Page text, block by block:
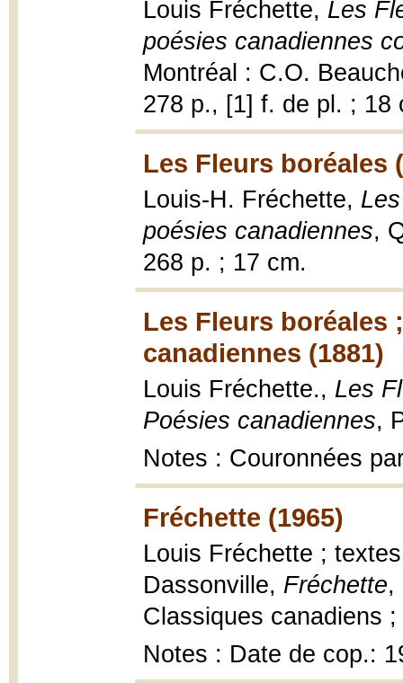
Louis Fréchette, Les
poésies canadiennes
Montréal : C.O.
278 p., [1] f. de pl. ; 18
Les Fleurs boréales
Louis-H. Fréchette,
poésies canadiennes,
268 p. ; 17 cm.
Les Fleurs boréales
canadiennes (1881)
Louis Fréchette., Les
Poésies canadiennes,
Notes : Couronnées
Fréchette (1965)
Louis Fréchette ;
Dassonville, Fréchette,
Classiques canadiens
Notes : Date de cop.: